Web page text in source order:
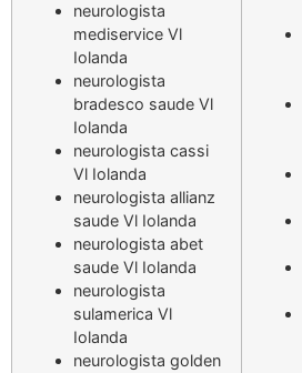
neurologista
mediservice Vl
Iolanda
neurologista
bradesco saude Vl
Iolanda
neurologista cassi
Vl Iolanda
neurologista allianz
saude Vl Iolanda
neurologista abet
saude Vl Iolanda
neurologista
sulamerica Vl
Iolanda
neurologista golden